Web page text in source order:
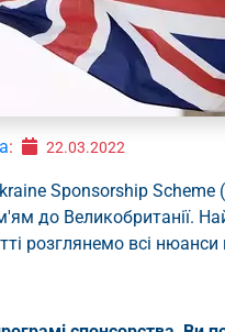
: 22.03.2022
Sponsorship Scheme
до Великобританії.
розглянемо всі